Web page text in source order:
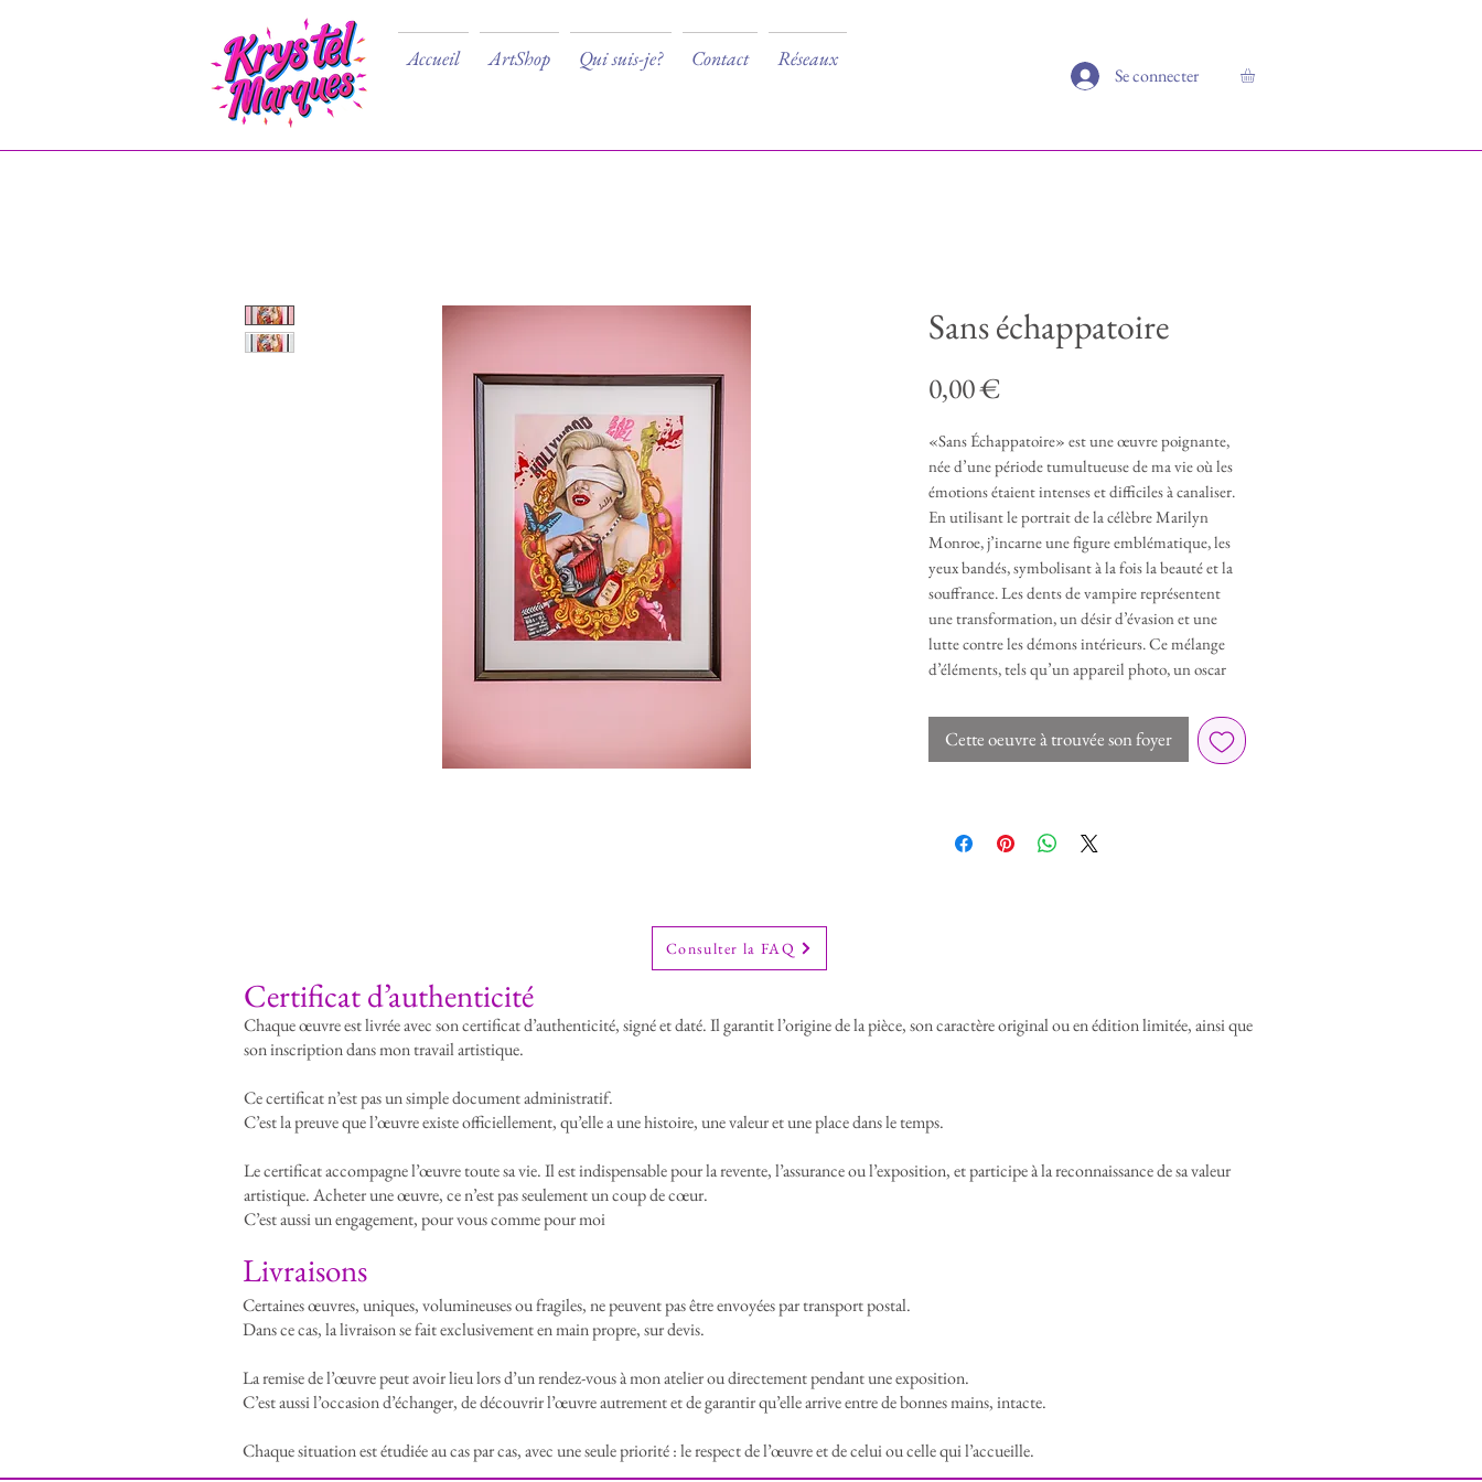
Accueil ArtShop Qui suis-je? Contact Réseaux
Se connecter
Sans échappatoire
0,00 €Prix
«Sans Échappatoire» est une œuvre poignante,
née d’une période tumultueuse de ma vie où les
émotions étaient intenses et difficiles à canaliser.
En utilisant le portrait de la célèbre Marilyn
Monroe, j’incarne une figure emblématique, les
yeux bandés, symbolisant à la fois la beauté et la
souffrance. Les dents de vampire représentent
une transformation, un désir d’évasion et une
lutte contre les démons intérieurs. Ce mélange
d’éléments, tels qu’un appareil photo, un oscar
célébrité et les attentes qui pèsent sur nous.
Chaque détail de cette œuvre témoigne d’un
de vampire» renforce cette idée d’extérioriser la
vendre, car elle demeure un témoignage intime
Cette oeuvre à trouvée son foyer
Consulter la FAQ
​Certificat d’authenticité
Chaque œuvre est livrée avec son certificat d’authenticité, signé et daté. Il garantit l’origine de la pièce, son caractère original ou en édition limitée, ainsi que
son inscription dans mon travail artistique.
Ce certificat n’est pas un simple document administratif.
C’est la preuve que l’œuvre existe officiellement, qu’elle a une histoire, une valeur et une place dans le temps.
Le certificat accompagne l’œuvre toute sa vie. Il est indispensable pour la revente, l’assurance ou l’exposition, et participe à la reconnaissance de sa valeur
artistique. Acheter une œuvre, ce n’est pas seulement un coup de cœur.
C’est aussi un engagement, pour vous comme pour moi
Livraisons
Certaines œuvres, uniques, volumineuses ou fragiles, ne peuvent pas être envoyées par transport postal.
Dans ce cas, la livraison se fait exclusivement en main propre, sur devis.
La remise de l’œuvre peut avoir lieu lors d’un rendez-vous à mon atelier ou directement pendant une exposition.
C’est aussi l’occasion d’échanger, de découvrir l’œuvre autrement et de garantir qu’elle arrive entre de bonnes mains, intacte.
Chaque situation est étudiée au cas par cas, avec une seule priorité : le respect de l’œuvre et de celui ou celle qui l’accueille.